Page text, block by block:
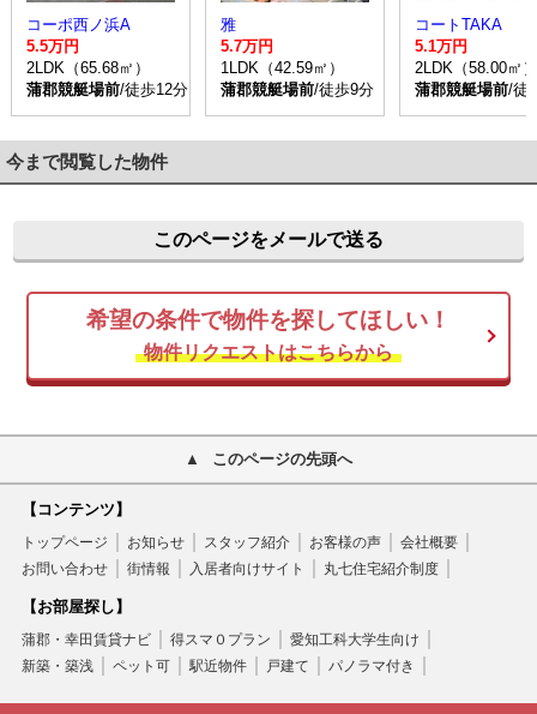
コーポ西ノ浜A
5.5万円
2LDK（65.68㎡）
蒲郡競艇場前/徒歩12分
雅
5.7万円
1LDK（42.59㎡）
蒲郡競艇場前/徒歩9分
コートTAKA
5.1万円
2LDK（58.00㎡）
蒲郡競艇場前/徒
今まで閲覧した物件
このページをメールで送る
希望の条件で物件を探してほしい！
物件リクエストはこちらから
このページの先頭へ
【コンテンツ】
トップページ お知らせ スタッフ紹介 お客様の声
会社概要
お問い合わせ
街情報 入居者向けサイト 丸七住宅紹介制度
【お部屋探し】
蒲郡・幸田賃貸ナビ 得スマ０プラン
愛知工科大学生向け
新築・築浅
ペット可 駅近物件 戸建て パノラマ付き